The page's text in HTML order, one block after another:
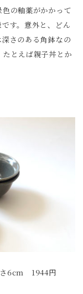
の釉薬がかかって
す。意外と、どん
さのある角鉢なの
とえば親子丼とか
6cm 1944円